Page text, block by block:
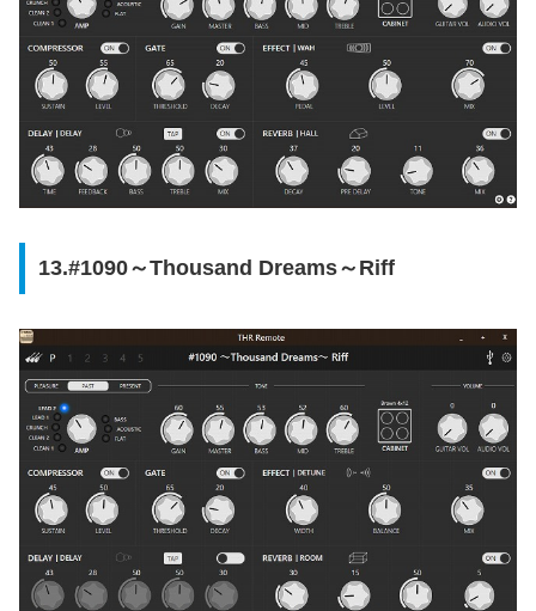
13.#1090～Thousand Dreams～Riff